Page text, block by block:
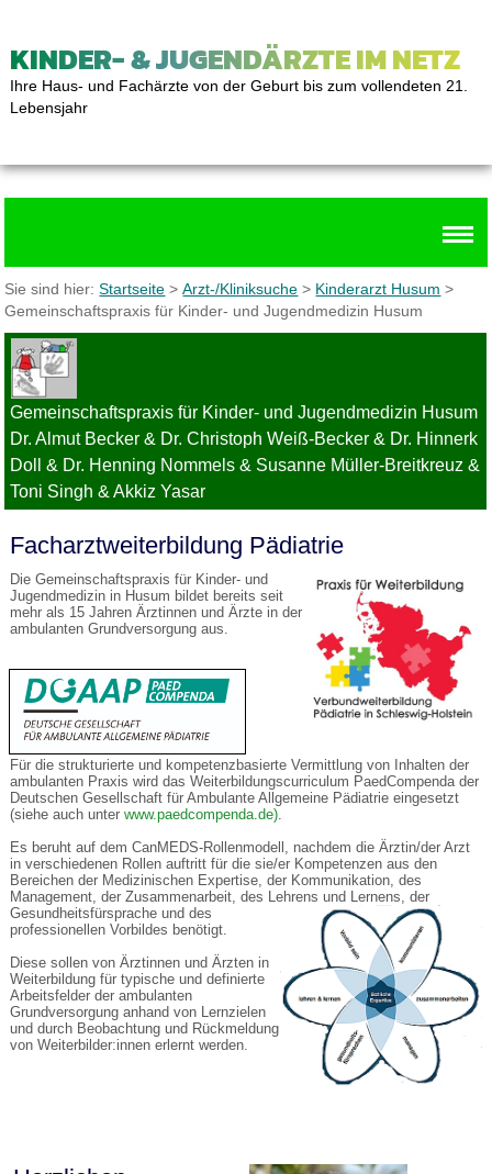
KINDER- & JUGENDÄRZTE IM NETZ
Ihre Haus- und Fachärzte von der Geburt bis zum vollendeten 21.
Lebensjahr
Sie sind hier:Startseite >Arzt-/Kliniksuche > Kinderarzt Husum >
Gemeinschaftspraxis für Kinder- und Jugendmedizin Husum
Gemeinschaftspraxis für Kinder- und Jugendmedizin Husum
Dr. Almut Becker & Dr. Christoph Weiß-Becker & Dr. Hinnerk
Doll & Dr. Henning Nommels & Susanne Müller-Breitkreuz &
Toni Singh & Akkiz Yasar
Facharztweiterbildung Pädiatrie
Die Gemeinschaftspraxis für Kinder- und
Jugendmedizin in Husum bildet bereits seit
mehr als 15 Jahren Ärztinnen und Ärzte in der
ambulanten Grundversorgung aus.
Für die strukturierte und kompetenzbasierte Vermittlung von Inhalten der
ambulanten Praxis wird das Weiterbildungscurriculum PaedCompenda der
Deutschen Gesellschaft für Ambulante Allgemeine Pädiatrie eingesetzt
(siehe auch unter www.paedcompenda.de).
Es beruht auf dem CanMEDS-Rollenmodell, nachdem die Ärztin/der Arzt
in verschiedenen Rollen auftritt für die sie/er Kompetenzen aus den
Bereichen der Medizinischen Expertise, der Kommunikation, des
Management, der Zusammenarbeit, des Lehrens und Lernens, der
Gesundheitsfürsprache und des
professionellen Vorbildes benötigt.
Diese sollen von Ärztinnen und Ärzten in
Weiterbildung für typische und definierte
Arbeitsfelder der ambulanten
Grundversorgung anhand von Lernzielen
und durch Beobachtung und Rückmeldung
von Weiterbilder:innen erlernt werden.